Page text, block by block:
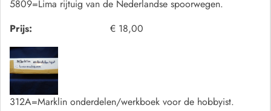
5809=Lima rijtuig van de Nederlandse spoorwegen.
Prijs:
€ 18,00
312A=Marklin onderdelen/werkboek voor de hobbyist.